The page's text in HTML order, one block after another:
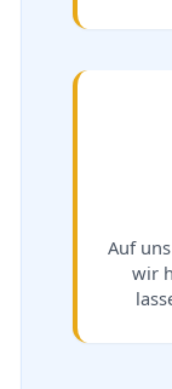
Auf
wir